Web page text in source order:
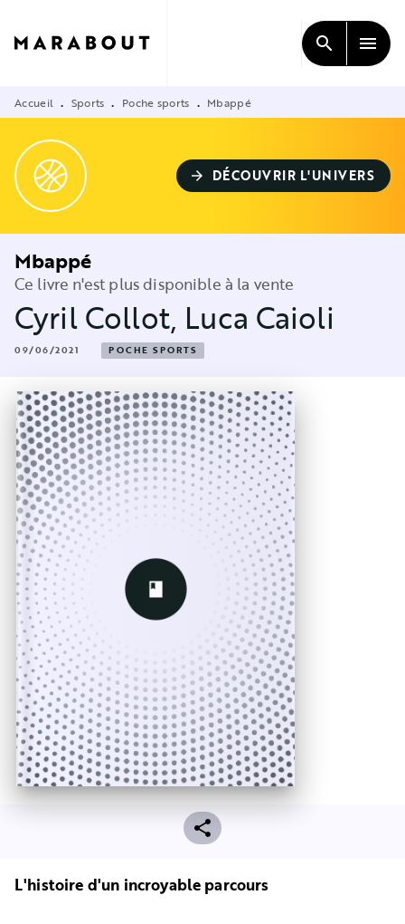
CONTENU
search menu
Accueil • Sports • Poche sports • Mbappé
arrow_forward DÉCOUVRIR L'UNIVERS
Mbappé
Ce livre n'est plus disponible à la vente
Cyril Collot, Luca Caioli
09/06/2021 POCHE SPORTS
L'histoire d'un incroyable parcours